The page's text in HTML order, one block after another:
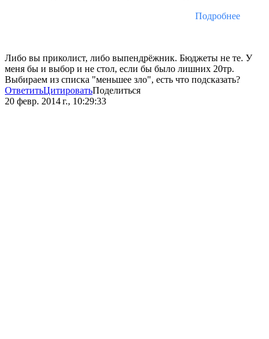
Подробнее
Либо вы приколист, либо выпендрёжник. Бюджеты не те. У
меня бы и выбор и не стол, если бы было лишних 20тр.
Выбираем из списка "меньшее зло", есть что подсказать?
ОтветитьЦитироватьПоделиться
20 февр. 2014 г., 10:29:33